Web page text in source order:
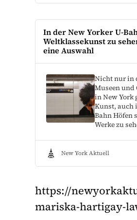
In der New Yorker U-
Weltklassekunst zu
eine Auswahl
Nicht nur in
Museen und
in New York
Kunst, auch
Bahn Höfen
Werke zu
New York Aktuell
https://
mariska-hartigay-